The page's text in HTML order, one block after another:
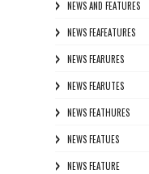
NEWS AND FEATURES
NEWS FEAFEATURES
NEWS FEARURES
NEWS FEARUTES
NEWS FEATHURES
NEWS FEATUES
NEWS FEATURE